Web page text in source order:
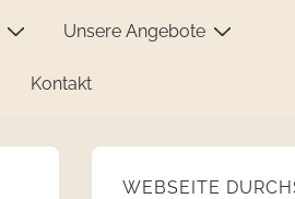
Unsere Angebote
Kontakt
WEBSEITE